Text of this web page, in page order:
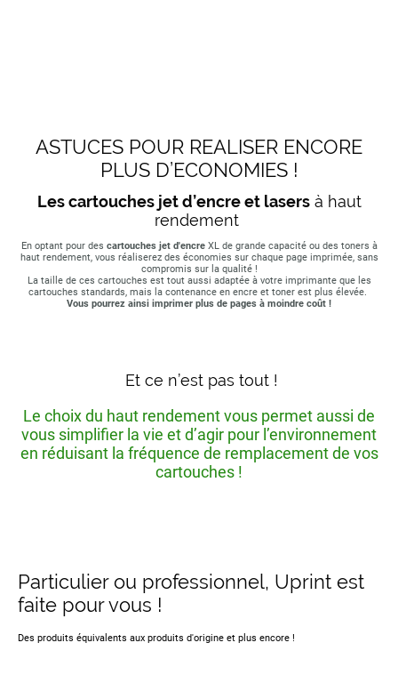
ASTUCES POUR REALISER ENCORE
PLUS D’ECONOMIES !
Les cartouches jet d’encre et lasersà haut
rendement
En optant pour des cartouches jet d'encreXL de grande capacité ou des toners à
haut rendement, vous réaliserez des économies sur chaque page imprimée, sans
compromis sur la qualité !
La taille de ces cartouches est tout aussi adaptée à votre imprimante que les
cartouches standards, mais la contenance en encre et toner est plus élevée.
Vous pourrez ainsi imprimer plus de pages à moindre coût !
Et ce n’est pas tout !
Le choix du haut rendement vous permet aussi de
vous simplifier la vie et d’agir pour l’environnement
en réduisant la fréquence de remplacement de vos
cartouches !
Particulier ou professionnel, Uprint est
faite pour vous !
Des produits équivalents aux produits d'origine et plus encore !